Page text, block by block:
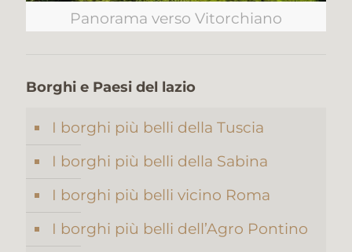
Panorama verso Vitorchiano
Borghi e Paesi del lazio
I borghi più belli della Tuscia
I borghi più belli della Sabina
I borghi più belli vicino Roma
I borghi più belli dell’Agro Pontino